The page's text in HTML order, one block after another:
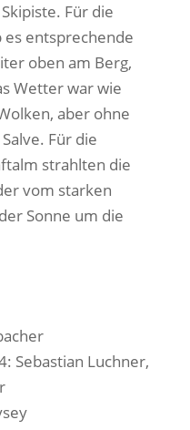
Für die
entsprechende
oben am Berg,
Wetter war wie
aber ohne
Für die
strahlten die
vom starken
Sonne um die
Sebastian Luchner,